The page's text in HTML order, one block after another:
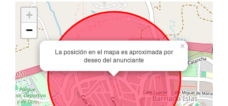
La posición en el mapa es aproximada por
deseo del anunciante
×
+
−